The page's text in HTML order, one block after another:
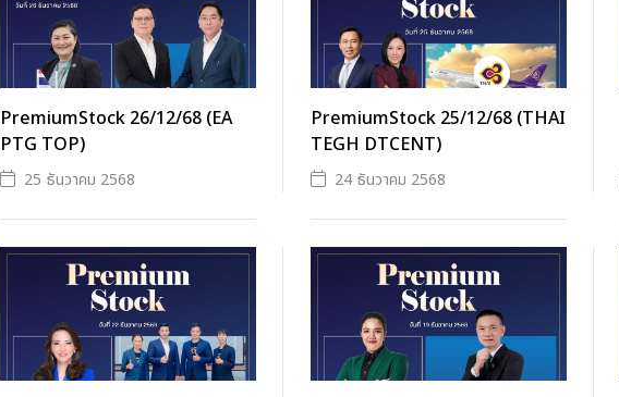
PremiumStock 26/12/68 (EA
PTG TOP)
25 ธันวาคม 2568
PremiumStock 25/12/68 (THAI
TEGH DTCENT)
24 ธันวาคม 2568